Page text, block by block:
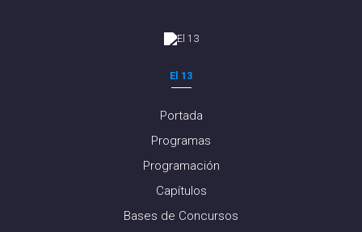
El 13
Portada
Programas
Programación
Capítulos
Bases de Concursos